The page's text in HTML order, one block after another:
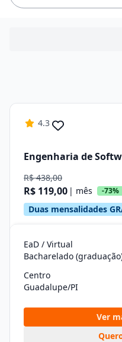
4.3
Engenharia de
R$ 438,00
R$ 119,00 | mês -73%
Duas mensalidades
EaD / Virtual
Bacharelado
Centro
Guadalupe/PI
Ver